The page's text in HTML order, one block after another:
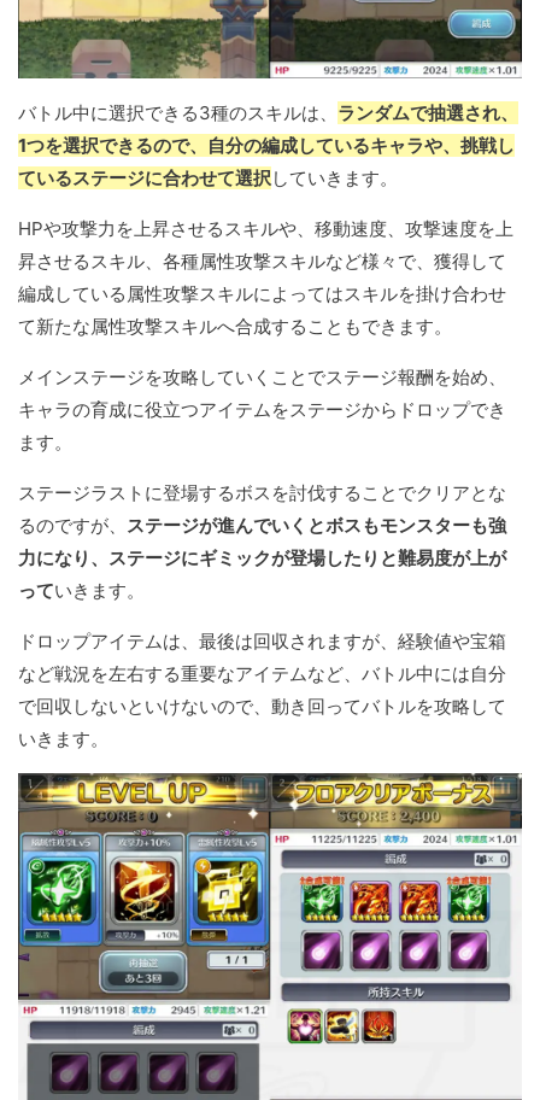
バトル中に選択できる3種のスキルは、 ランダムで抽選され、
1つを選択できるので、自分の編成しているキャラや、挑戦し
ているステージに合わせて選択 していきます。
HPや攻撃力を上昇させるスキルや、移動速度、攻撃速度を上
昇させるスキル、各種属性攻撃スキルなど様々で、獲得して
編成している属性攻撃スキルによってはスキルを掛け合わせ
て新たな属性攻撃スキルへ合成することもできます。
メインステージを攻略していくことでステージ報酬を始め、
キャラの育成に役立つアイテムをステージからドロップでき
ます。
ステージラストに登場するボスを討伐することでクリアとな
るのですが、
ステージが進んでいくとボスもモンスターも強
力になり、ステージにギミックが登場したりと難易度が上が
っていきます。
ドロップアイテムは、最後は回収されますが、経験値や宝箱
など戦況を左右する重要なアイテムなど、バトル中には自分
で回収しないといけないので、動き回ってバトルを攻略して
いきます。